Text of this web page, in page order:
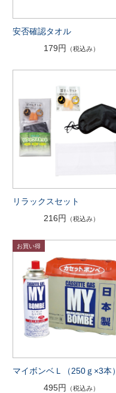
安否確認タオル
179円
（税込み）
リラックスセット
216円
（税込み）
マイボンベＬ（250ｇ×3本）
495円
（税込み）